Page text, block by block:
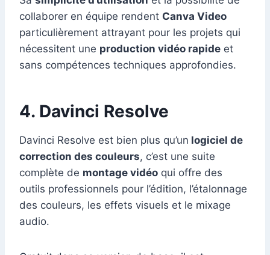
collaborer en équipe rendent Canva Video
particulièrement attrayant pour les projets qui
nécessitent une production vidéo rapide et
sans compétences techniques approfondies.
4. Davinci Resolve
Davinci Resolve est bien plus qu’un logiciel de
correction des couleurs, c’est une suite
complète de montage vidéo qui offre des
outils professionnels pour l’édition, l’étalonnage
des couleurs, les effets visuels et le mixage
audio.